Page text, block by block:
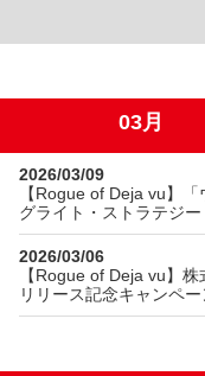
03月
2026/03/09
【Rogue of Deja vu】
グライト・ストラテジ
2026/03/06
【Rogue of Deja vu】
リリース記念キャンペー